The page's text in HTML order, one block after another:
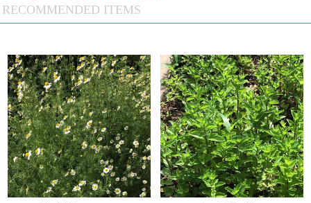
RECOMMENDED ITEMS